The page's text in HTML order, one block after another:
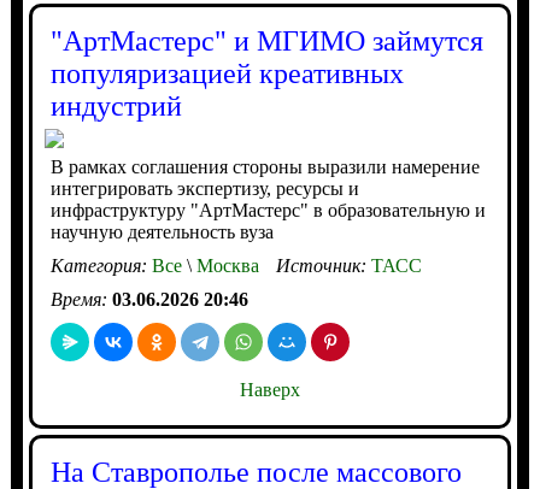
"АртМастерс" и МГИМО займутся
популяризацией креативных
индустрий
В рамках соглашения стороны выразили намерение
интегрировать экспертизу, ресурсы и
инфраструктуру "АртМастерс" в образовательную и
научную деятельность вуза
Категория: Все\Москва Источник: ТАСС
Время: 03.06.2026 20:46
Наверх
На Ставрополье после массового